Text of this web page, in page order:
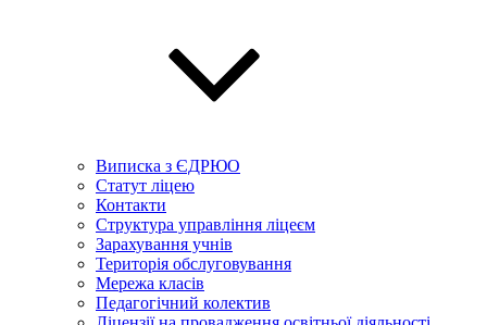
Виписка з ЄДРЮО
Статут ліцею
Контакти
Структура управління ліцеєм
Зарахування учнів
Територія обслуговування
Мережа класів
Педагогічний колектив